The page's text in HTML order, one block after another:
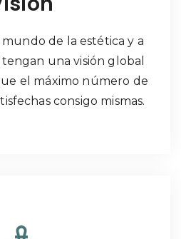
de la estética y a
tengan una visión global
el máximo número de
consigo mismas.